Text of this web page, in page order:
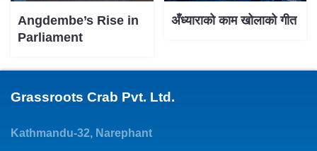
Angdembe’s Rise in
Parliament
अँध्याराको काम खोलाको गीत
Grassroots Crab Pvt. Ltd.
Kathmandu-32, Narephant